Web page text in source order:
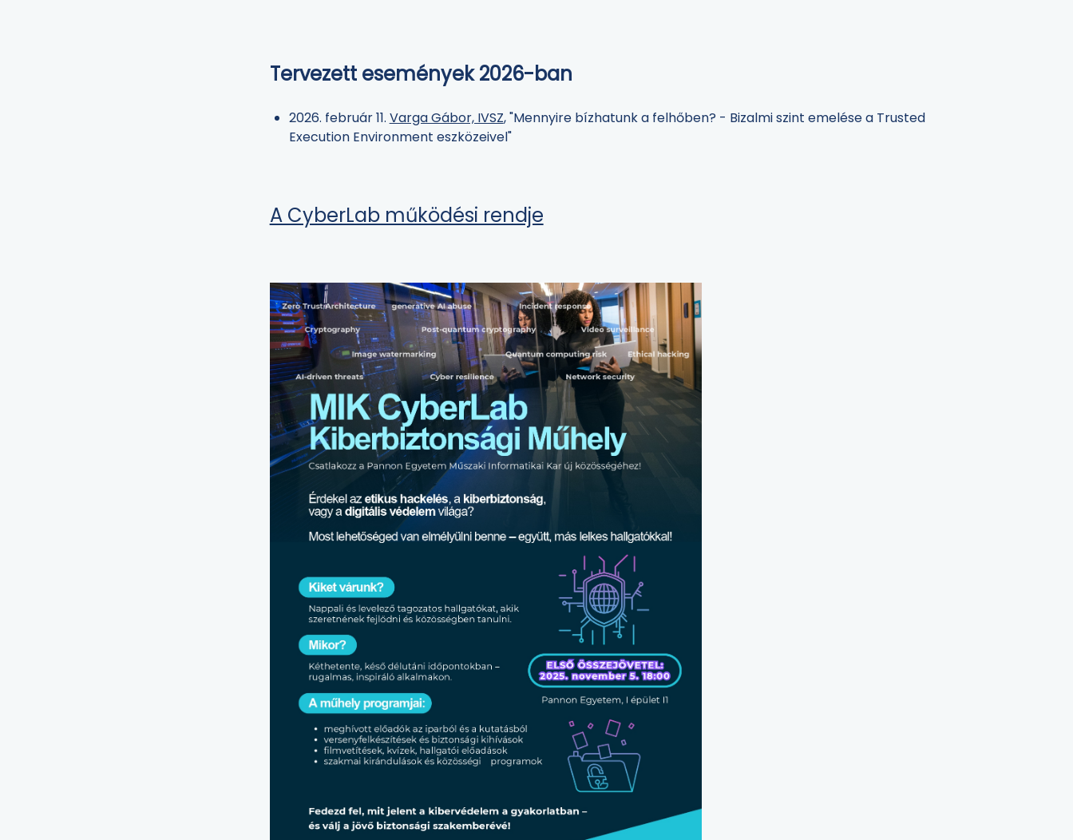
Tervezett események 2026-ban
2026. február 11. Varga Gábor, IVSZ, "Mennyire bízhatunk a felhőben? - Bizalmi szint emelése a Trusted
Execution Environment eszközeivel"
A CyberLab működési rendje